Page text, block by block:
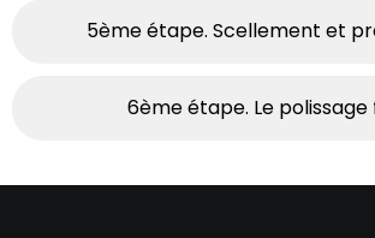
5ème étape. Scellement et
6ème étape. Le polissage